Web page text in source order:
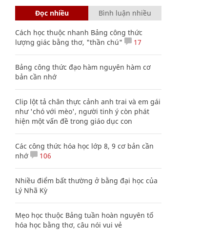
Đọc nhiều Bình luận nhiều
Cách học thuộc nhanh Bảng công thức
lượng giác bằng thơ, "thần chú"
17
Bảng công thức đạo hàm nguyên hàm cơ
bản cần nhớ
Clip lột tả chân thực cảnh anh trai và em gái
như 'chó với mèo', người tinh ý còn phát
hiện một vấn đề trong giáo dục con
Các công thức hóa học lớp 8, 9 cơ bản cần
nhớ
106
Nhiều điểm bất thường ở bằng đại học của
Lý Nhã Kỳ
Mẹo học thuộc Bảng tuần hoàn nguyên tố
hóa học bằng thơ, câu nói vui vẻ